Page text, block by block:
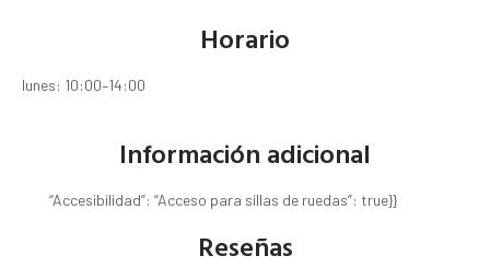
Horario
lunes: 10:00–14:00
Información adicional
“Accesibilidad”: “Acceso para sillas de ruedas”: true}}
Reseñas